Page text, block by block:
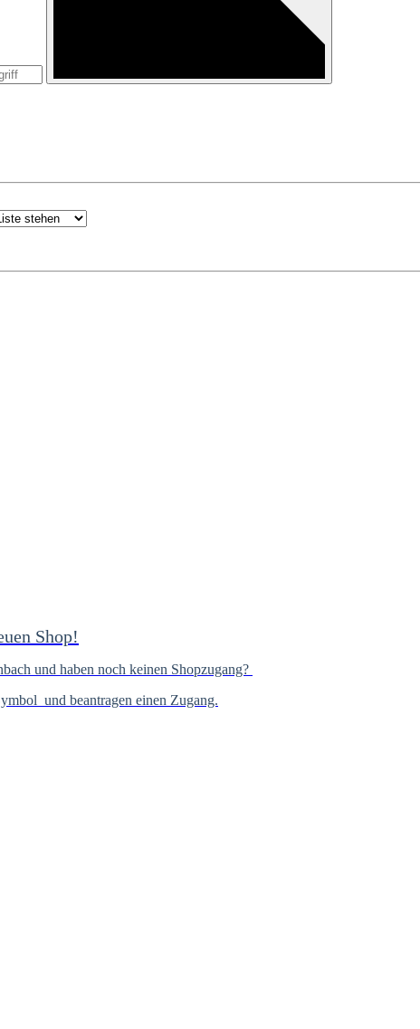
Shop!
und haben noch keinen Shopzugang?
und beantragen einen Zugang.